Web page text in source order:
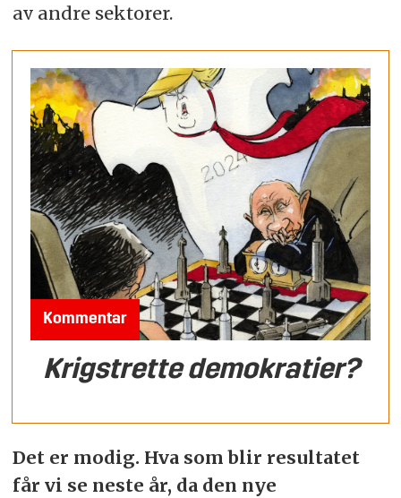
av andre sektorer.
Kommentar
Krigstrette demokratier?
Det er modig. Hva som blir resultatet
får vi se neste år, da den nye